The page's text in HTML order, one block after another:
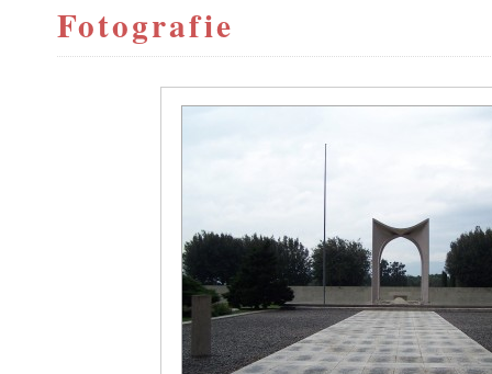
Fotografie